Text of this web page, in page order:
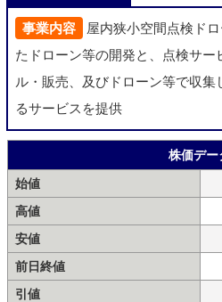
事業内容
屋内狭小空間点検ド
たドローン等の開発と、点検サー
ル・販売、及びドローン等で収
るサービスを提供
株価デー
始値
高値
安値
前日終値
引値